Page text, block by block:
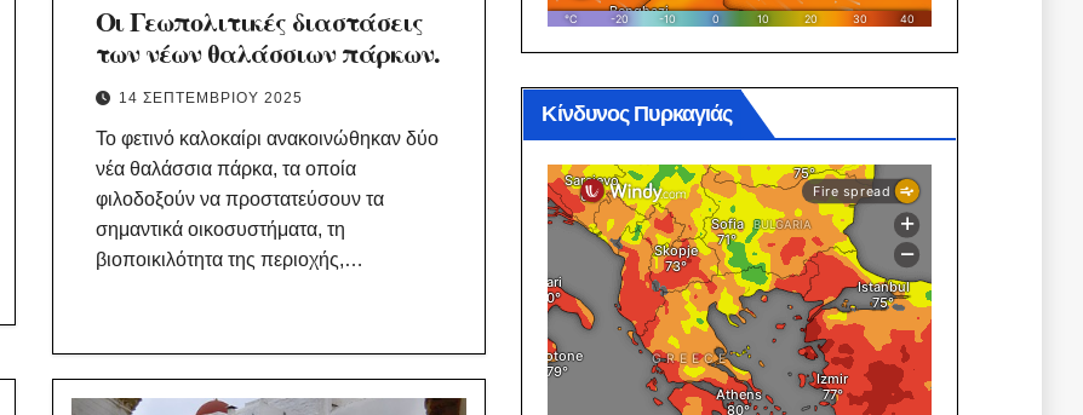
Οι Γεωπολιτικές διαστάσεις
των νέων θαλάσσιων πάρκων.
14 ΣΕΠΤΕΜΒΡΊΟΥ 2025
Το φετινό καλοκαίρι ανακοινώθηκαν δύο
νέα θαλάσσια πάρκα, τα οποία
φιλοδοξούν να προστατεύσουν τα
σημαντικά οικοσυστήματα, τη
βιοποικιλότητα της περιοχής,…
Κίνδυνος Πυρκαγιάς